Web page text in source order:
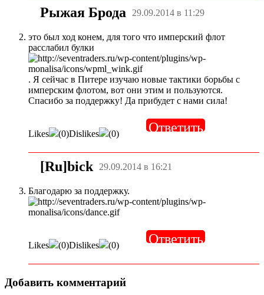
Рыжая Брода 29.09.2014 в 11:29
это был ход конем, для того что имперский флот
расслабил булки
. Я сейчас в Питере изучаю новые тактики борьбы с
имперским флотом, вот они этим и пользуются.
Спасибо за поддержку! Да прибудет с нами сила!
Likes (0)Dislikes (0) Ответить
[Ru]bick 29.09.2014 в 16:21
Благодарю за поддержку.
Likes (0)Dislikes (0) Ответить
Добавить комментарий